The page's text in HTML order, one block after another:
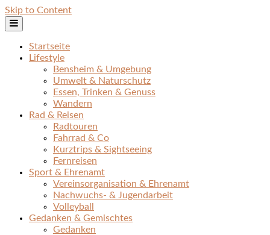
Skip to Content
Startseite
Lifestyle
Bensheim & Umgebung
Umwelt & Naturschutz
Essen, Trinken & Genuss
Wandern
Rad & Reisen
Radtouren
Fahrrad & Co
Kurztrips & Sightseeing
Fernreisen
Sport & Ehrenamt
Vereinsorganisation & Ehrenamt
Nachwuchs- & Jugendarbeit
Volleyball
Gedanken & Gemischtes
Gedanken